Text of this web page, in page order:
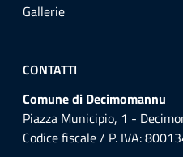
Gallerie
CONTATTI
Comune di Decimomannu
Piazza Municipio, 1 -
Codice fiscale / P. IVA: